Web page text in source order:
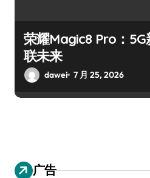
荣耀Magic8 Pro：
联未来
dawei 7 月 25, 2026
广告